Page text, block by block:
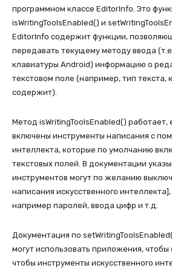
программном классе EditorInfo. Это
isWritingToolsEnabled() и
EditorInfo содержит функции,
передавать текущему методу ввода
клавиатуры Android) информацию о
текстовом поле (например, тип текста,
содержит).
Метод isWritingToolsEnabled() работает,
включены инструменты написания с
интеллекта, которые по умолчанию
текстовых полей. В документации
инструментов могут по желанию
написания искусственного
например паролей, ввода цифр и т.д.
Документация по
могут использовать приложения, чтобы
чтобы инструменты искусственного